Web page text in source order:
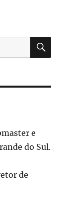
e
do Sul.
de